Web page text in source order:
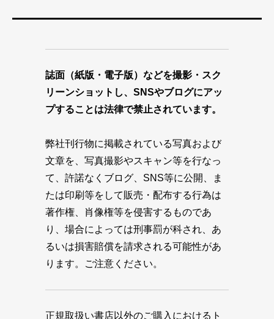
誌面（紙版・電子版）などを撮影・スク
リーンショットし、SNSやブログにアッ
プすることは法律で禁止されています。
弊社刊行物に掲載されている写真および
文章を、写真撮影やスキャン等を行なっ
て、許諾なくブログ、SNS等に公開、ま
たは印刷等をして販売・配布する行為は
著作権、肖像権等を侵害するものであ
り、場合によっては刑事罰が科され、あ
るいは損害賠償を請求される可能性があ
ります。ご注意ください。
正規取扱い書店以外のご購入におけるト